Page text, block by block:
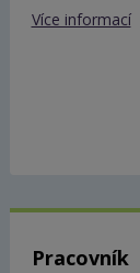
Více informací
Pracovník